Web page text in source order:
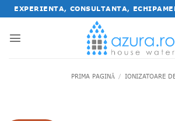
Salt
la
conținut
EXPERIENTA, CONSULTANTA,
PRIMA PAGINĂ / IONIZATOARE